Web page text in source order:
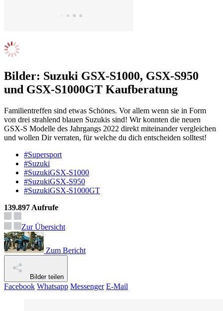
Bilder: Suzuki GSX-S1000, GSX-S950
und GSX-S1000GT Kaufberatung
Familientreffen sind etwas Schönes. Vor allem wenn sie in Form
von drei strahlend blauen Suzukis sind! Wir konnten die neuen
GSX-S Modelle des Jahrgangs 2022 direkt miteinander vergleichen
und wollen Dir verraten, für welche du dich entscheiden solltest!
#Supersport
#Suzuki
#SuzukiGSX-S1000
#SuzukiGSX-S950
#SuzukiGSX-S1000GT
139.897 Aufrufe
Zur Übersicht
Zum Bericht
Bilder teilen
Facebook Whatsapp Messenger E-Mail